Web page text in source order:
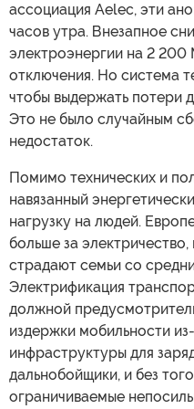
ассоциация Aelec, эти
часов утра. Внезапное
электроэнергии на 2 200
отключения. Но система
чтобы выдержать потери
Это не было случайным
недостаток.
Помимо технических и
навязанный
нагрузку на людей.
больше за
страдают семьи со
Электрификация
должной
издержки мобильности
инфраструктуры для
дальнобойщики, и без
ограничиваемые